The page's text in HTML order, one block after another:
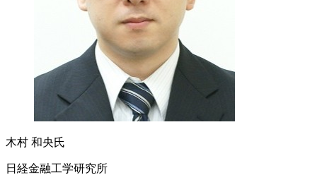
木村 和央氏
日経金融工学研究所